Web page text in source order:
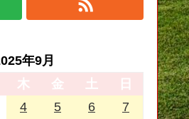
年9月
木 金 土
日
4 5 6
7